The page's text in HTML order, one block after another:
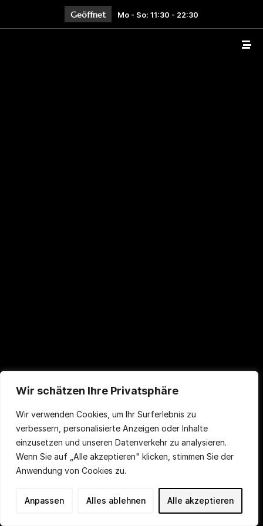
Wir schätzen Ihre Privatsphäre
Wir verwenden Cookies, um Ihr Surferlebnis zu
verbessern, personalisierte Anzeigen oder Inhalte
einzusetzen und unseren Datenverkehr zu analysieren.
Wenn Sie auf „Alle akzeptieren" klicken, stimmen Sie der
Anwendung von Cookies zu.
Anpassen Alles ablehnen Alle akzeptieren
Geöffnet Mo - So: 11:30 - 22:30